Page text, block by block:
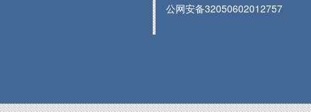
公网安备32050602012757